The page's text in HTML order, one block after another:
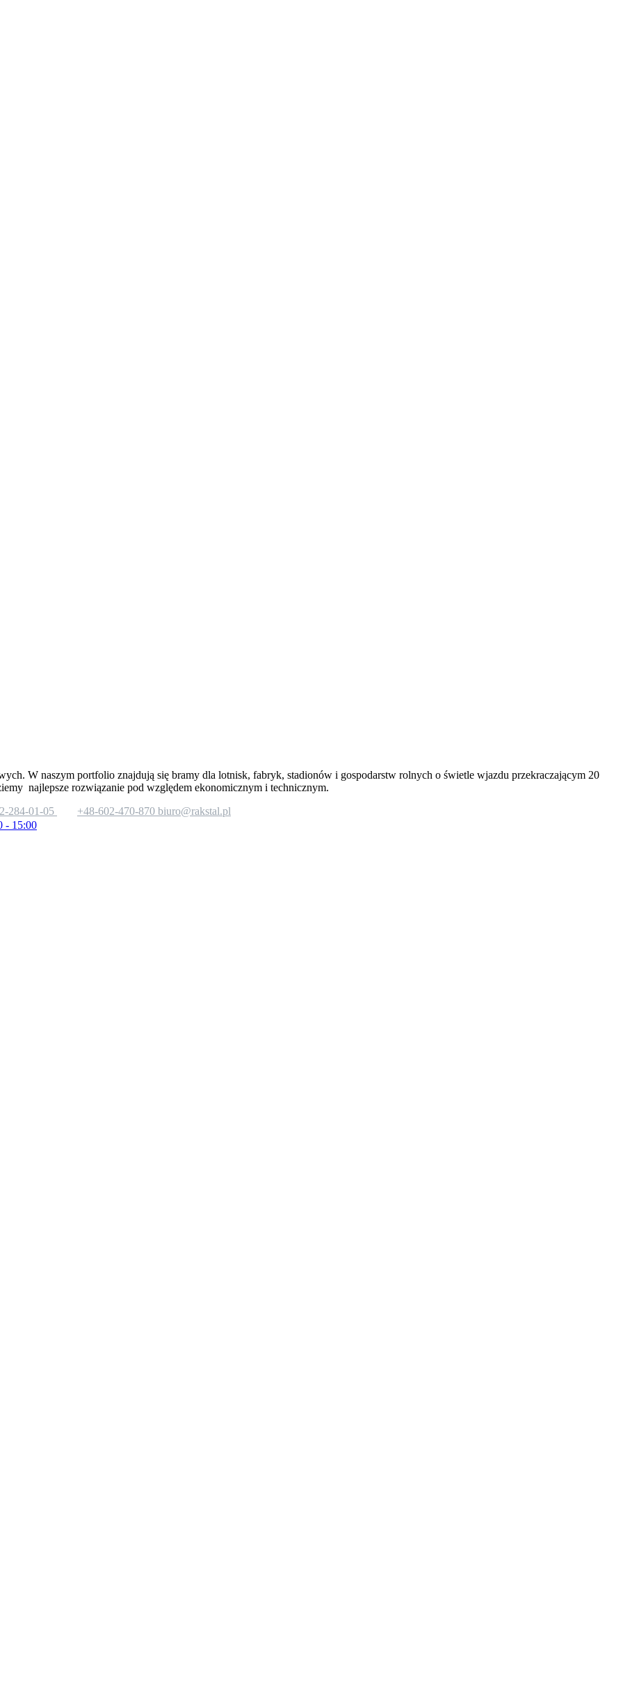
W naszym portfolio znajdują się bramy dla lotnisk, fabryk, stadionów i gospodarstw rolnych o świetle wjazdu przekraczającym 20
najlepsze rozwiązanie pod względem ekonomicznym i technicznym.
284-01-05 +48-602-470-870 biuro@rakstal.pl
- 15:00